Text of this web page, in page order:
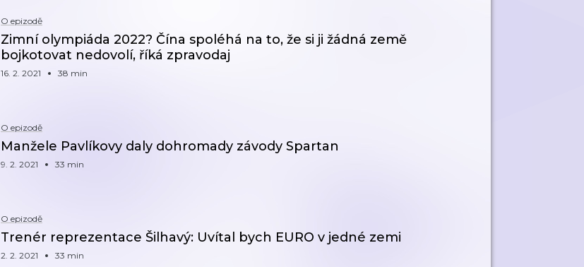
O epizodě
Zimní olympiáda 2022? Čína spoléhá na to, že si ji žádná země
bojkotovat nedovolí, říká zpravodaj
16. 2. 2021 38 min
O epizodě
Manžele Pavlíkovy daly dohromady závody Spartan
9. 2. 2021 33 min
O epizodě
Trenér reprezentace Šilhavý: Uvítal bych EURO v jedné zemi
2. 2. 2021 33 min